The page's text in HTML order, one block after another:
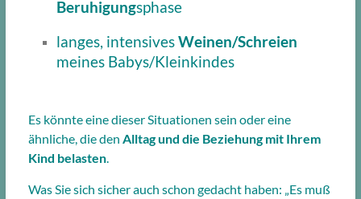
Beruhigungsphase
langes, intensivesWeinen/Schreien
meines Babys/Kleinkindes
Es könnte eine dieser Situationen sein oder eine
ähnliche, die den Alltag und die Beziehung mit Ihrem
Kind belasten.
Was Sie sich sicher auch schon gedacht haben: „Es muß